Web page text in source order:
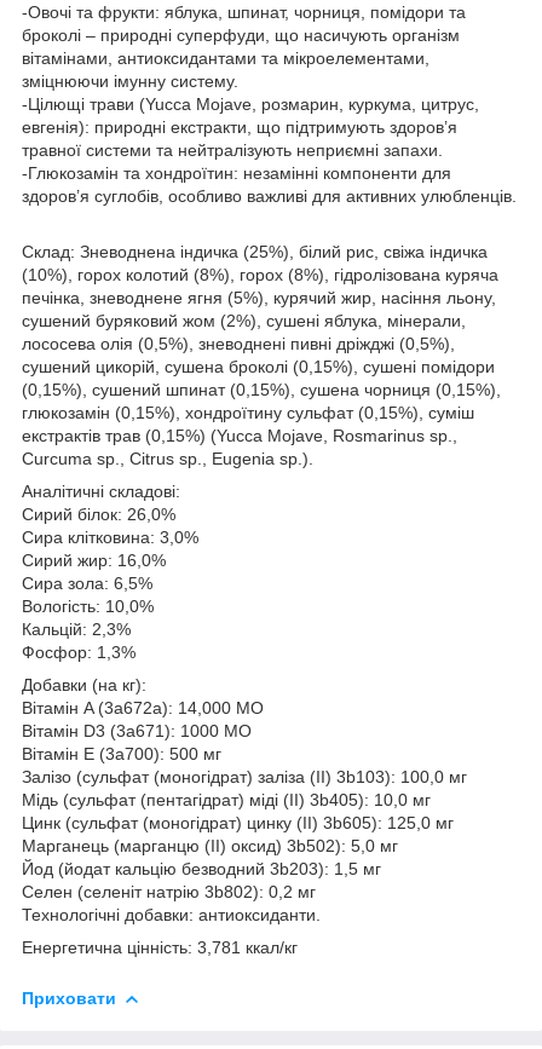
-Овочі та фрукти: яблука, шпинат, чорниця, помідори та
броколі – природні суперфуди, що насичують організм
вітамінами, антиоксидантами та мікроелементами,
зміцнюючи імунну систему.
-Цілющі трави (Yucca Mojave, розмарин, куркума, цитрус,
евгенія): природні екстракти, що підтримують здоров’я
травної системи та нейтралізують неприємні запахи.
-Глюкозамін та хондроїтин: незамінні компоненти для
здоров’я суглобів, особливо важливі для активних улюбленців.
Склад: Зневоднена індичка (25%), білий рис, свіжа індичка
(10%), горох колотий (8%), горох (8%), гідролізована куряча
печінка, зневоднене ягня (5%), курячий жир, насіння льону,
сушений буряковий жом (2%), сушені яблука, мінерали,
лососева олія (0,5%), зневоднені пивні дріжджі (0,5%),
сушений цикорій, сушена броколі (0,15%), сушені помідори
(0,15%), сушений шпинат (0,15%), сушена чорниця (0,15%),
глюкозамін (0,15%), хондроїтину сульфат (0,15%), суміш
екстрактів трав (0,15%) (Yucca Mojave, Rosmarinus sp.,
Curcuma sp., Citrus sp., Eugenia sp.).
Аналітичні складові:
Сирий білок: 26,0%
Сира клітковина: 3,0%
Сирий жир: 16,0%
Сира зола: 6,5%
Вологість: 10,0%
Кальцій: 2,3%
Фосфор: 1,3%
Добавки (на кг):
Вітамін A (3a672a): 14,000 МО
Вітамін D3 (3a671): 1000 МО
Вітамін E (3a700): 500 мг
Залізо (сульфат (моногідрат) заліза (II) 3b103): 100,0 мг
Мідь (сульфат (пентагідрат) міді (II) 3b405): 10,0 мг
Цинк (сульфат (моногідрат) цинку (II) 3b605): 125,0 мг
Марганець (марганцю (II) оксид) 3b502): 5,0 мг
Йод (йодат кальцію безводний 3b203): 1,5 мг
Селен (селеніт натрію 3b802): 0,2 мг
Технологічні добавки: антиоксиданти.
Енергетична цінність: 3,781 ккал/кг
Приховати